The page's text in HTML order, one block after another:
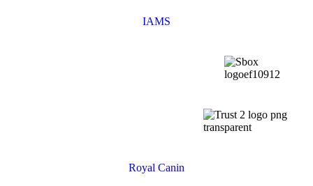
IAMS
Royal Canin